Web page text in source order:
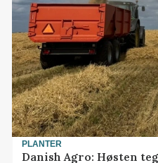
PLANTER
Danish Agro: Høsten